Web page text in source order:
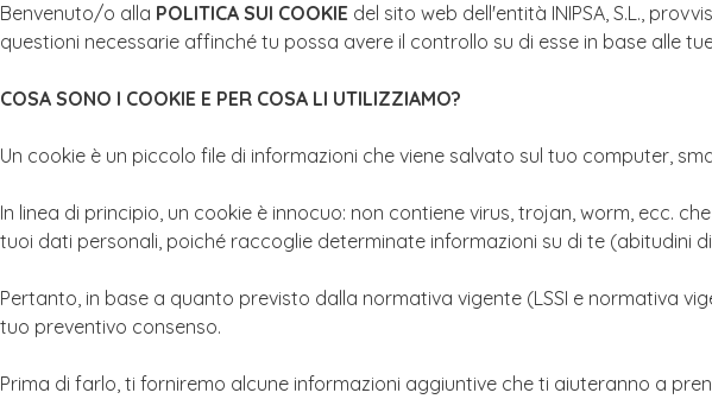
Benvenuto/o alla POLITICA SUI COOKIE del sito web dell'entità INIPSA, S.L.,
questioni necessarie affinché tu possa avere il controllo su di esse in base alle
COSA SONO I COOKIE E PER COSA LI UTILIZZIAMO?
Un cookie è un piccolo file di informazioni che viene salvato sul tuo computer,
In linea di principio, un cookie è innocuo: non contiene virus, trojan, worm, ecc.
tuoi dati personali, poiché raccoglie determinate informazioni su di te (abitudini
Pertanto, in base a quanto previsto dalla normativa vigente (LSSI e normativa
tuo preventivo consenso.
Prima di farlo, ti forniremo alcune informazioni aggiuntive che ti aiuteranno a